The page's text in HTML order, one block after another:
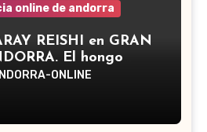
online de andorra
REISHI en GRAN
El hongo
científico es
es un hongo
tradicional asiática
ONLINE